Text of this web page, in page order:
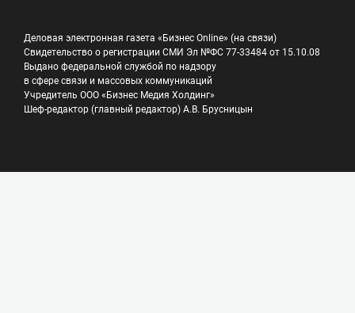
Деловая электронная газета «Бизнес Online» (на связи)
Свидетельство о регистрации СМИ Эл №ФС 77-33484 от 15.10.08
Выдано федеральной службой по надзору
в сфере связи и массовых коммуникаций
Учредитель ООО «Бизнес Медия Холдинг»
Шеф-редактор (главный редактор) А.В. Брусницын